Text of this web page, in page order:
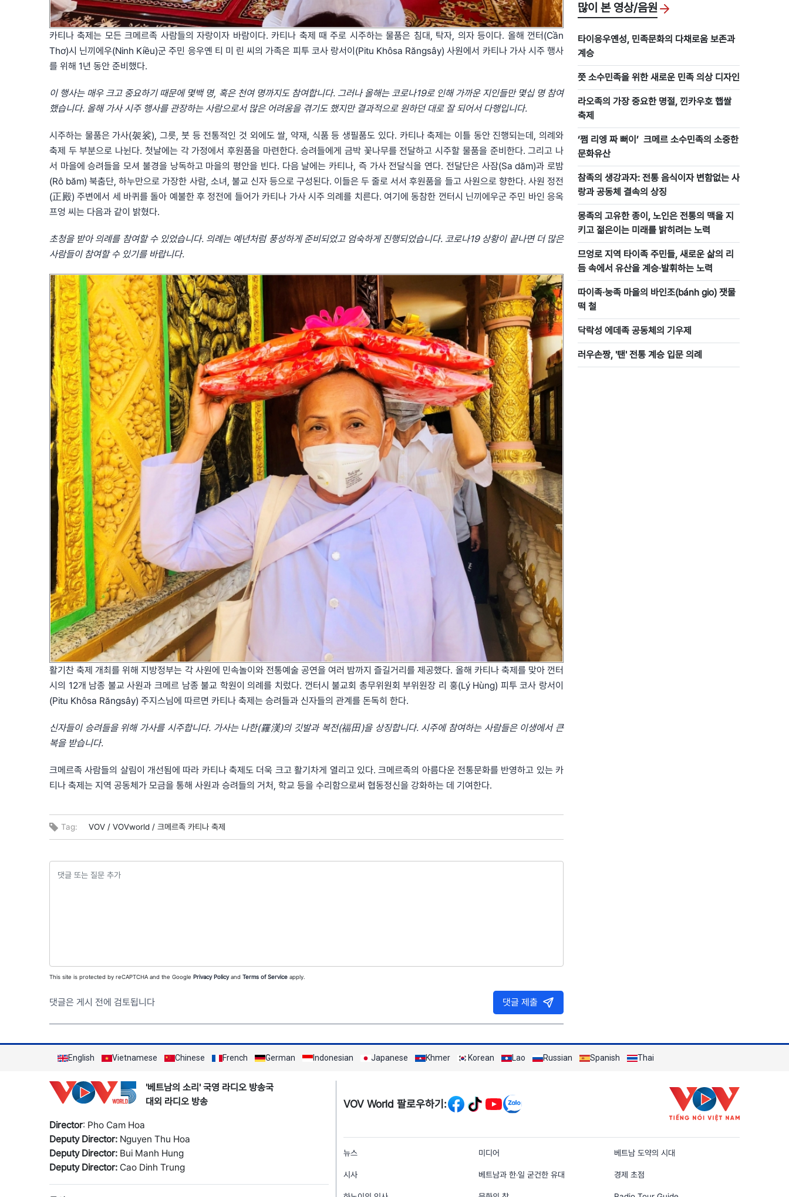
카티나 축제는 모든 크메르족 사람들의 자랑이자 바람이다. 카티나 축제 때 주로 시주하는 물품은 침대, 탁자, 의자 등이다. 올해 껀터(Cần
Thơ)시 닌끼에우(Ninh Kiều)군 주민 응우옌 티 미 린 씨의 가족은 피투 코사 랑서이(Pitu Khôsa Răngsây) 사원에서 카티나 가사 시주 행사
를 위해 1년 동안 준비했다.
이 행사는 매우 크고 중요하기 때문에 몇백 명, 혹은 천여 명까지도 참여합니다. 그러나 올해는 코로나19로 인해 가까운 지인들만 몇십 명 참여
했습니다. 올해 가사 시주 행사를 관장하는 사람으로서 많은 어려움을 겪기도 했지만 결과적으로 원하던 대로 잘 되어서 다행입니다.
시주하는 물품은 가사(袈裟), 그릇, 붓 등 전통적인 것 외에도 쌀, 약재, 식품 등 생필품도 있다. 카티나 축제는 이틀 동안 진행되는데, 의례와
축제 두 부분으로 나뉜다. 첫날에는 각 가정에서 후원품을 마련한다. 승려들에게 금박 꽃나무를 전달하고 시주할 물품을 준비한다. 그리고 나
서 마을에 승려들을 모셔 불경을 낭독하고 마을의 평안을 빈다. 다음 날에는 카티나, 즉 가사 전달식을 연다. 전달단은 사잠(Sa dăm)과 로밤
(Rô băm) 북춤단, 하누만으로 가장한 사람, 소녀, 불교 신자 등으로 구성된다. 이들은 두 줄로 서서 후원품을 들고 사원으로 향한다. 사원 정전
(正殿) 주변에서 세 바퀴를 돌아 예불한 후 정전에 들어가 카티나 가사 시주 의례를 치른다. 여기에 동참한 껀터시 닌끼에우군 주민 바인 응옥
프엉 씨는 다음과 같이 밝혔다.
초청을 받아 의례를 참여할 수 있었습니다. 의례는 예년처럼 풍성하게 준비되었고 엄숙하게 진행되었습니다. 코로나19 상황이 끝나면 더 많은
사람들이 참여할 수 있기를 바랍니다.
활기찬 축제 개최를 위해 지방정부는 각 사원에 민속놀이와 전통예술 공연을 여러 밤까지 즐길거리를 제공했다. 올해 카티나 축제를 맞아 껀터
시의 12개 남종 불교 사원과 크메르 남종 불교 학원이 의례를 치렀다. 껀터시 불교회 총무위원회 부위원장 리 훙(Lý Hùng) 피투 코사 랑서이
(Pitu Khôsa Răngsây) 주지스님에 따르면 카티나 축제는 승려들과 신자들의 관계를 돈독히 한다.
신자들이 승려들을 위해 가사를 시주합니다. 가사는 나한(羅漢)의 깃발과 복전(福田)을 상징합니다. 시주에 참여하는 사람들은 이생에서 큰
복을 받습니다.
크메르족 사람들의 살림이 개선됨에 따라 카티나 축제도 더욱 크고 활기차게 열리고 있다. 크메르족의 아름다운 전통문화를 반영하고 있는 카
티나 축제는 지역 공동체가 모금을 통해 사원과 승려들의 거처, 학교 등을 수리함으로써 협동정신을 강화하는 데 기여한다.
Tag: VOV / VOVworld / 크메르족 카티나 축제
This site is protected by reCAPTCHA and the Google Privacy Policyand Terms of Service apply.
댓글은 게시 전에 검토됩니다 댓글 제출
많이 본 영상/음원
타이응우옌성, 민족문화의 다채로움 보존과
계승
쯧 소수민족을 위한 새로운 민족 의상 디자인
라오족의 가장 중요한 명절, 낀카우호 햅쌀
축제
‘쩜 리엥 짜 뻐이’ 크메르 소수민족의 소중한
문화유산
참족의 생강과자: 전통 음식이자 변함없는 사
랑과 공동체 결속의 상징
몽족의 고유한 종이, 노인은 전통의 맥을 지
키고 젊은이는 미래를 밝히려는 노력
므엉로 지역 타이족 주민들, 새로운 삶의 리
듬 속에서 유산을 계승·발휘하는 노력
따이족·눙족 마을의 바인조(bánh gio) 잿물
떡 철
닥락성 에데족 공동체의 기우제
러우손짱, '탠' 전통 계승 입문 의례
English Vietnamese Chinese French German Indonesian Japanese Khmer Korean Lao Russian Spanish Thai
'베트남의 소리' 국영 라디오 방송국
대외 라디오 방송
Director: Pho Cam Hoa
Deputy Director: Nguyen Thu Hoa
Deputy Director: Bui Manh Hung
Deputy Director: Cao Dinh Trung
VOV World 팔로우하기:
menu footer tiếng Hàn
뉴스 미디어 베트남 도약의 시대
시사 베트남과 한‧일 굳건한 유대 경제 초점